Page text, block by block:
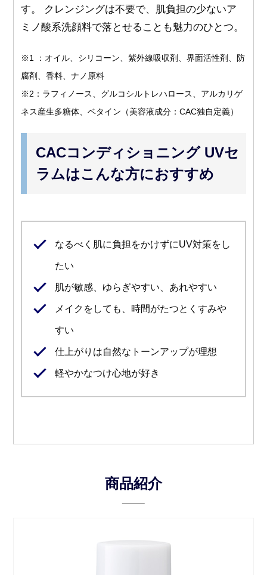
す。 クレンジングは不要で、肌負担の少ないア
ミノ酸系洗顔料で落とせることも魅力のひとつ。
※1 ：オイル、シリコーン、紫外線吸収剤、界面活性剤、防
腐剤、香料、ナノ原料
※2：ラフィノース、グルコシルトレハロース、アルカリゲ
ネス産生多糖体、ベタイン（美容液成分：CAC独自定義）
CACコンディショニング UVセ
ラムはこんな方におすすめ
なるべく肌に負担をかけずにUV対策をし
たい
肌が敏感、ゆらぎやすい、あれやすい
メイクをしても、時間がたつとくすみや
すい
仕上がりは自然なトーンアップが理想
軽やかなつけ心地が好き
商品紹介